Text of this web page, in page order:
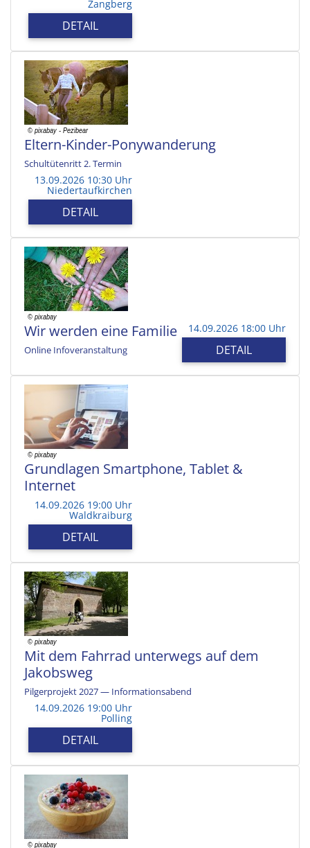
Zangberg
DETAIL
Eltern-Kinder-Ponywanderung
Schultütenritt 2. Termin
13.09.2026 10:30 Uhr
Niedertaufkirchen
DETAIL
Wir werden eine Familie
Online Infoveranstaltung
14.09.2026 18:00 Uhr
DETAIL
Grundlagen Smartphone, Tablet &
Internet
14.09.2026 19:00 Uhr
Waldkraiburg
DETAIL
Mit dem Fahrrad unterwegs auf dem
Jakobsweg
Pilgerprojekt 2027 — Informationsabend
14.09.2026 19:00 Uhr
Polling
DETAIL